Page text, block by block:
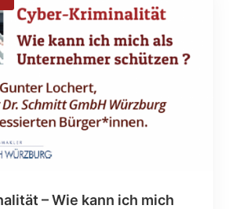
– Wie kann ich mich